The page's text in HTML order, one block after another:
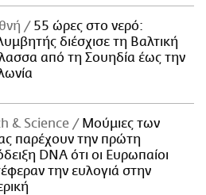
55 ώρες στο νερό:
διέσχισε τη Βαλτική
από τη Σουηδία έως την
& Science
Μούμιες των
παρέχουν την πρώτη
DNA ότι οι Ευρωπαίοι
την ευλογιά στην